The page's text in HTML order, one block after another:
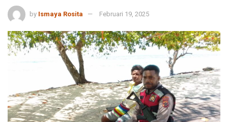
by Ismaya Rosita Februari 19, 2025